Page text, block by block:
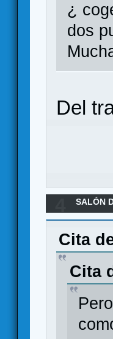
¿
dos
Del
SALÓN
Cita
Cita